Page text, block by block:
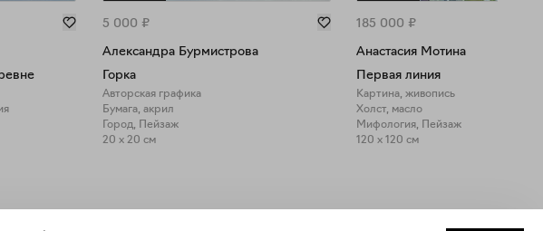
5 000 ₽
Александра Бурмистрова
Горка
Авторская графика
Бумага, акрил
Город, Пейзаж
20 x 20 см
185 000 ₽
Анастасия Мотина
Первая линия
Картина, живопись
Холст, масло
Мифология, Пейзаж
120 x 120 см